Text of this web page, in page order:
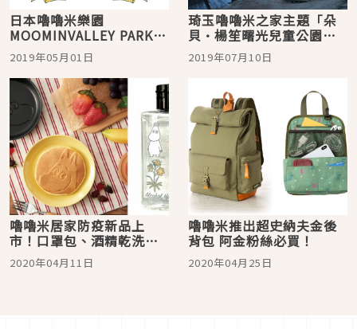
日本嚕嚕米樂園
MOOMINVALLEY PARK大
攻略
2019年05月01日
琦玉嚕嚕米之家主題「朵
貝·楊笙曙光兒童公園」
夜間點燈超夢幻
2019年07月10日
嚕嚕米居家防疫新品上
市！口罩包、酒精乾洗手
必收！
2020年04月11日
嚕嚕米推出超史納夫金後
背包 阿金粉絲必買！
2020年04月25日